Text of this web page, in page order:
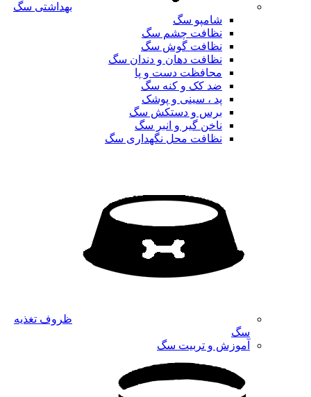
بهداشتی سگ
شامپو سگ
نظافت چشم سگ
نظافت گوش سگ
نظافت دهان و دندان سگ
محافظت دست و پا
ضد کک و کنه سگ
پد ، سینی و پوشک
برس و دستکش سگ
ناخن گیر و انبر سگ
نظافت محل نگهداری سگ
ظروف تغذیه
سگ
آموزش و تربیت سگ